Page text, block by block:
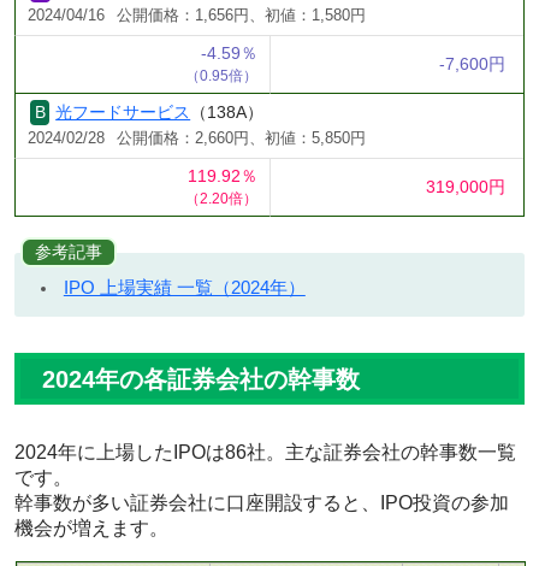
2024/04/16 公開価格：1,656円、初値：1,580円
-4.59％
（0.95倍）
-7,600円
光フードサービス （138A）
2024/02/28 公開価格：2,660円、初値：5,850円
119.92％
（2.20倍）
319,000円
参考記事
IPO 上場実績 一覧（2024年）
2024年の各証券会社の幹事数
2024年に上場したIPOは86社。主な証券会社の幹事数一覧
です。
幹事数が多い証券会社に口座開設すると、IPO投資の参加
機会が増えます。